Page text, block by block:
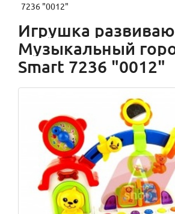
7236 "0012"
Игрушка
Музыкальный
Smart 7236 "0012"